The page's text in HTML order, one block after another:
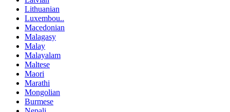
Lithuanian
Luxembou..
Macedonian
Malagasy
Malay
Malayalam
Maltese
Maori
Marathi
Mongolian
Burmese